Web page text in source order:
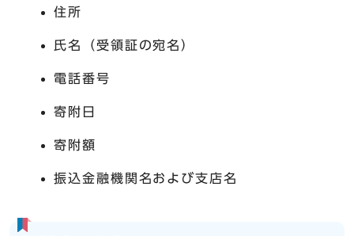
住所
氏名（受領証の宛名）
電話番号
寄附日
寄附額
振込金融機関名および支店名